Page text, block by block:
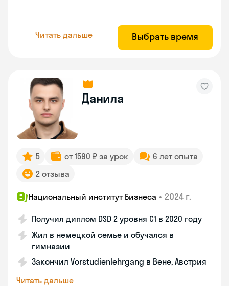
Читать дальше Выбрать время
Данила
5 от 1590 ₽ за урок
6 лет опыта
2 отзыва
Национальный институт Бизнеса • 2024 г.
Получил диплом DSD 2 уровня С1 в 2020 году
Жил в немецкой семье и обучался в
гимназии
Закончил Vorstudienlehrgang в Вене, Австрия
Читать дальше